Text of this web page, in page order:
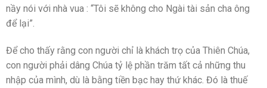
nầy nói với nhà vua : “Tôi sẽ không cho Ngài tài sản cha ông
để lại”.
Để cho thấy rằng con người chỉ là khách trọ của Thiên Chúa,
con người phải dâng Chúa tỷ lệ phần trăm tất cả những thu
nhập của mình, dù là bằng tiền bạc hay thứ khác. Đó là thuế